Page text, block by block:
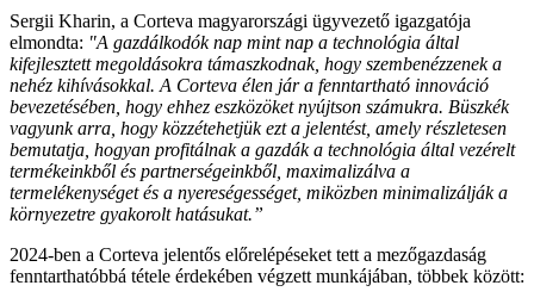
Sergii Kharin, a Corteva magyarországi ügyvezető igazgatója
elmondta: "A gazdálkodók nap mint nap a technológia által
kifejlesztett megoldásokra támaszkodnak, hogy szembenézzenek a
nehéz kihívásokkal. A Corteva élen jár a fenntartható innováció
bevezetésében, hogy ehhez eszközöket nyújtson számukra. Büszkék
vagyunk arra, hogy közzétehetjük ezt a jelentést, amely részletesen
bemutatja, hogyan profitálnak a gazdák a technológia által vezérelt
termékeinkből és partnerségeinkből, maximalizálva a
termelékenységet és a nyereségességet, miközben minimalizálják a
környezetre gyakorolt hatásukat.”
2024-ben a Corteva jelentős előrelépéseket tett a mezőgazdaság
fenntarthatóbbá tétele érdekében végzett munkájában, többek között: